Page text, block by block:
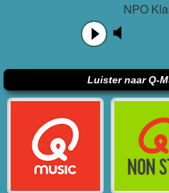
NPO
Luister naar Q-